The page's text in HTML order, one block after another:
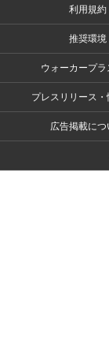
利用規約
推奨環境
ウォーカープラ
プレスリリース
広告掲載につ